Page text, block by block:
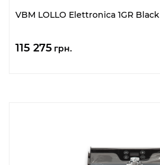
VBM LOLLO Elettronica 1GR Black
115 275 грн.